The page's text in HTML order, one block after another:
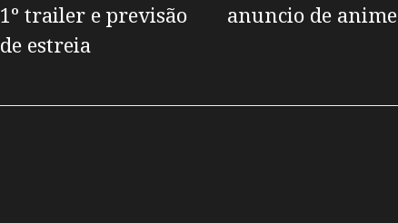
1º trailer e previsão
de estreia
anuncio de anime